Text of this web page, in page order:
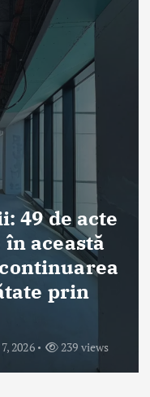
organe
și Oradea
2026
& More este un proiect
de Sănătatea Press